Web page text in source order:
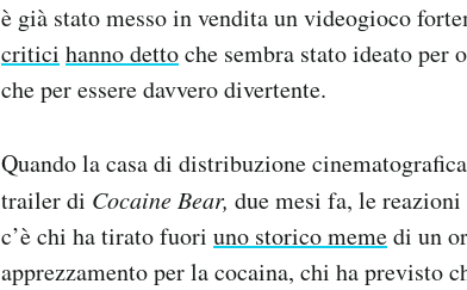
è già stato messo in vendita un videogioco
critici hanno dettoche sembra stato ideato per
che per essere davvero divertente.
Quando la casa di distribuzione
trailer di Cocaine Bear, due mesi fa, le
c’è chi ha tirato fuori uno storico memedi un
apprezzamento per la cocaina, chi ha previsto